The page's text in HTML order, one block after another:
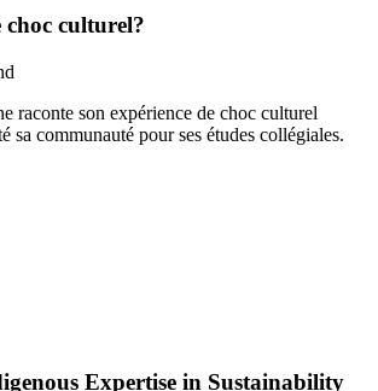
choc culturel?
raconte son expérience de choc culturel
sa communauté pour ses études collégiales.
Expertise in Sustainability